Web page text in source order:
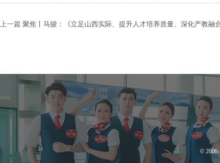
上一篇:聚焦丨马骏：《立足山西实际、提升人才培养质量、深化产教融
©